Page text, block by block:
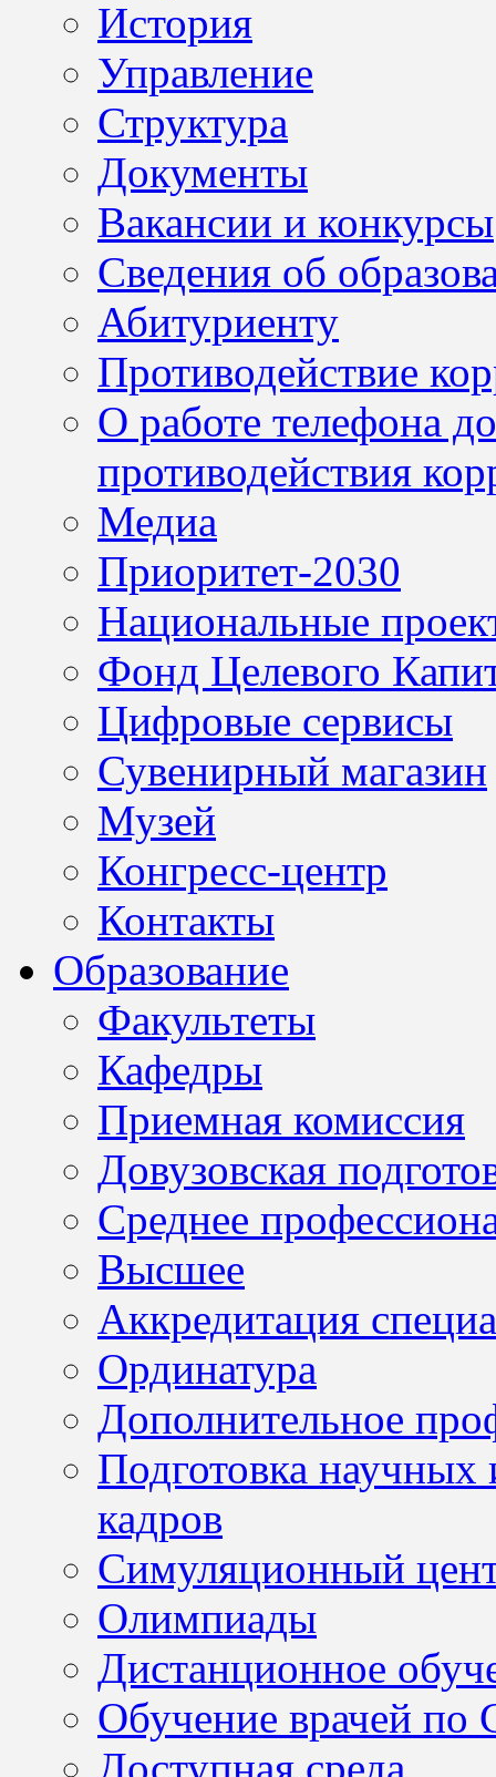
История
Управление
Структура
Документы
Вакансии и конкурсы
Сведения об
Абитуриенту
Противодействие
О работе телефона
противодействия
Медиа
Приоритет-2030
Национальные
Фонд Целевого
Цифровые сервисы
Сувенирный магазин
Музей
Конгресс-центр
Контакты
Образование
Факультеты
Кафедры
Приемная комиссия
Довузовская
Среднее
Высшее
Аккредитация
Ординатура
Дополнительное
Подготовка научных
кадров
Симуляционный
Олимпиады
Дистанционное
Обучение врачей по
Доступная среда